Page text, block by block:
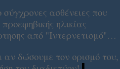
ασθένειες που
ηλικίας
από "Ιντερνετισμό"…
αν δώσουμε τον ορισμό του,